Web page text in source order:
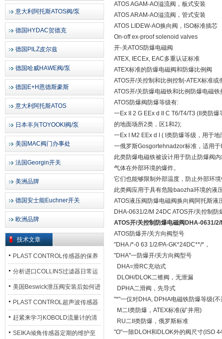
意大利阿托斯ATOS阀/泵
德国HYDAC贺德克
德国PILZ皮尔兹
德国哈威HAWE阀/泵
德国E+H恩德斯豪斯
意大利阿托斯ATOS
日本丰兴TOYOOKI阀/泵
美国MAC阀门办事处
法国Georgin开关
美洲品牌
德国安士能Euchner开关
欧洲品牌
技术文章
PLAST CONTROL传感器的保养
方法
分析进口COLLINS过滤器日常运
行排污步骤
美国Beswick泄压阀安装后如何进
行调试?
PLAST CONTROL超声波传感器
工作原理了解吗？
赶紧来学习KOBOLD流量计的清
洗流程吧
SEIKA倾角传感器定期的维护至
ATOS AGAM-AO溢流阀，板式安装
ATOS ARAM-AO溢流阀，管式安装
ATOS LIDEW-AO换向阀，ISO标准插芯
On-off ex-proof solenoid valves
开-关ATOS防爆电磁阀
ATEX, IECEx, EAC多重认证标准
ATEX标准的防爆电磁阀和防爆比例阀
ATOS开/关控制和比例控制-ATEX标准
ATOS开/关防爆电磁铁和比例防爆电磁
ATOS防爆阀防爆等级有:
一Ex II 2 G EEx d II C T6/T4/T3 (II类防
的地面场所2类，区1和2);
一Ex I M2 EEx d I ( I类防爆等级，用于
一俄罗斯Gosgortehnadzor标准，适用于
此类防爆电磁铁被设计用于防止防爆阀
气体在外部环境的爆炸。
它们也能够限制外部温度，防止外部环
此类阀应用于具有危险baozha环境的液
ATOS液压阀防爆电磁阀换向阀阿托斯液
DHA-0631/2/M 24DC ATOS开/关控制防
ATOS开/关控制防爆电磁阀DHA-0631/
ATOS防爆开/关方向阀型号
"DHA /*-0 63 1/2/PA-GK*24DC**/*，
"DHA"一防爆开/关方向阀型号
DHA=滑RC充动式
DLOH/DLOK二锥阀，无泄漏
DPHA二滑阀，先导式
"*"一仅对DHA, DPHA电磁铁防爆等级(
M二I类防爆，ATEX标准(矿井用)
RU二II类防爆，俄罗斯标准
"O"一除DLOH和DLOK外的阀尺寸(ISO